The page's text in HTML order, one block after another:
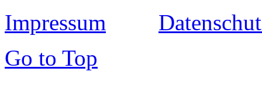
Impressum
Go to Top